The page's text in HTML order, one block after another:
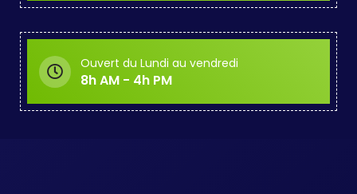
Ouvert du Lundi au vendredi
8h AM - 4h PM